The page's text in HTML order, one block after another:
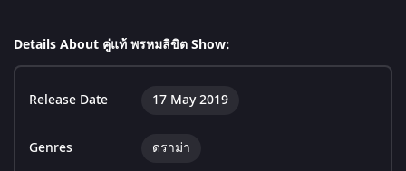
Details About คู่แท้ พรหมลิขิต Show:
Release Date 17 May 2019
Genres ดราม่า